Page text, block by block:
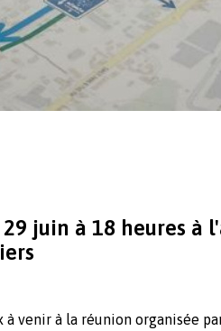
juin à 18 heures à
à venir à la réunion organisée